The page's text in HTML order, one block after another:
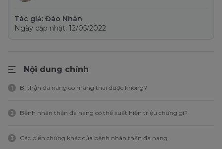
Tác giả: Đào Nhàn
Ngày cập nhật: 12/05/2022
Nội dung chính
1 Bị thận đa nang có mang thai được không?
2 Bệnh nhân thận đa nang có thể xuất hiện triệu chứng gì?
3 Các biến chứng khác của bệnh nhân thận đa nang